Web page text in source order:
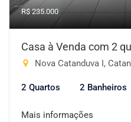
R$ 235.000
Casa à Venda com 2
Nova Catanduva I,
2 Quartos 2 Banheiros
Mais informações